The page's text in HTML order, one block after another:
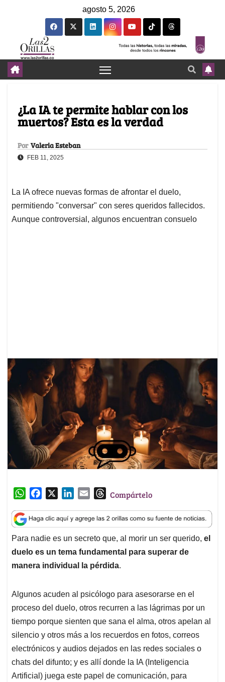
agosto 5, 2026
¿La IA te permite hablar con los
muertos? Esta es la verdad
Por Valeria Esteban
FEB 11, 2025
La IA ofrece nuevas formas de afrontar el duelo,
permitiendo "conversar" con seres queridos fallecidos.
Aunque controversial, algunos encuentran consuelo
W
a
t
s
A
p
c
e
b
o
o
n
k
e
d
I
a
i
l
T
r
e
a
d
s
Compártelo
Para nadie es un secreto que, al morir un ser querido, el
duelo es un tema fundamental para superar de
manera individual la pérdida.
Algunos acuden al psicólogo para asesorarse en el
proceso del duelo, otros recurren a las lágrimas por un
tiempo porque sienten que sana el alma, otros apelan al
silencio y otros más a los recuerdos en fotos, correos
electrónicos y audios dejados en las redes sociales o
chats del difunto; y es allí donde la IA (Inteligencia
Artificial) juega este papel de comunicación, para